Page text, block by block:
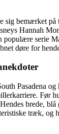
sig bemærket
Hannah
populære serie
døre for
Pasadena
Før
brede,
træk, og